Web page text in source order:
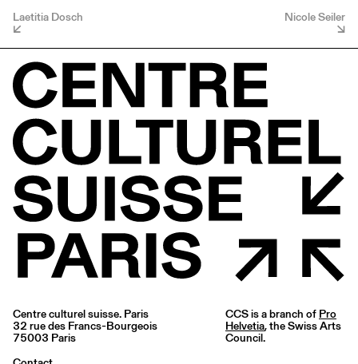
Laetitia Dosch Nicole Seiler
Centre culturel suisse. Paris
32 rue des Francs-Bourgeois
75003 Paris
CCS is a branch of Pro
Helvetia, the Swiss Arts
Council.